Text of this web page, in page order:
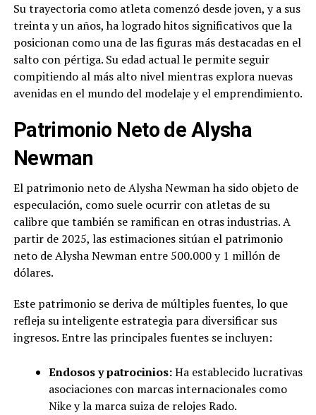
Su trayectoria como atleta comenzó desde joven, y a sus
treinta y un años, ha logrado hitos significativos que la
posicionan como una de las figuras más destacadas en el
salto con pértiga. Su edad actual le permite seguir
compitiendo al más alto nivel mientras explora nuevas
avenidas en el mundo del modelaje y el emprendimiento.
Patrimonio Neto de Alysha
Newman
El patrimonio neto de Alysha Newman ha sido objeto de
especulación, como suele ocurrir con atletas de su
calibre que también se ramifican en otras industrias. A
partir de 2025, las estimaciones sitúan el patrimonio
neto de Alysha Newman entre 500.000 y 1 millón de
dólares.
Este patrimonio se deriva de múltiples fuentes, lo que
refleja su inteligente estrategia para diversificar sus
ingresos. Entre las principales fuentes se incluyen:
Endosos y patrocinios:Ha establecido lucrativas
asociaciones con marcas internacionales como
Nike y la marca suiza de relojes Rado.